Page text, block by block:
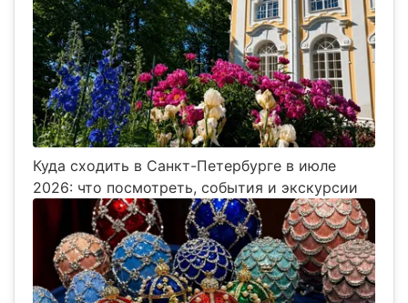
Куда сходить в Санкт-Петербурге в июле
2026: что посмотреть, события и экскурсии